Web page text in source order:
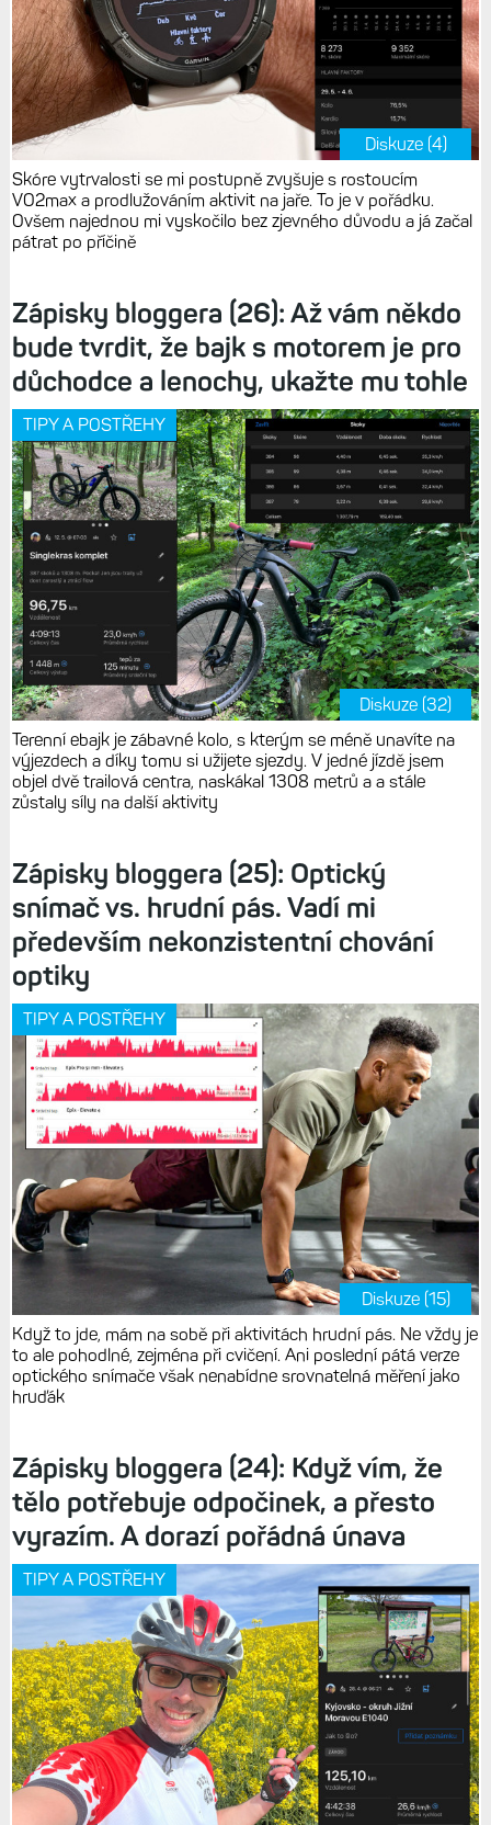
Diskuze (4)
Skóre vytrvalosti se mi postupně zvyšuje s rostoucím
VO2max a prodlužováním aktivit na jaře. To je v pořádku.
Ovšem najednou mi vyskočilo bez zjevného důvodu a já začal
pátrat po příčině
Zápisky bloggera (26): Až vám někdo
bude tvrdit, že bajk s motorem je pro
důchodce a lenochy, ukažte mu tohle
TIPY A POSTŘEHY
Diskuze (32)
Terenní ebajk je zábavné kolo, s kterým se méně unavíte na
výjezdech a díky tomu si užijete sjezdy. V jedné jízdě jsem
objel dvě trailová centra, naskákal 1308 metrů a a stále
zůstaly síly na další aktivity
Zápisky bloggera (25): Optický
snímač vs. hrudní pás. Vadí mi
především nekonzistentní chování
optiky
TIPY A POSTŘEHY
Diskuze (15)
Když to jde, mám na sobě při aktivitách hrudní pás. Ne vždy je
to ale pohodlné, zejména při cvičení. Ani poslední pátá verze
optického snímače však nenabídne srovnatelná měření jako
hruďák
Zápisky bloggera (24): Když vím, že
tělo potřebuje odpočinek, a přesto
vyrazím. A dorazí pořádná únava
TIPY A POSTŘEHY